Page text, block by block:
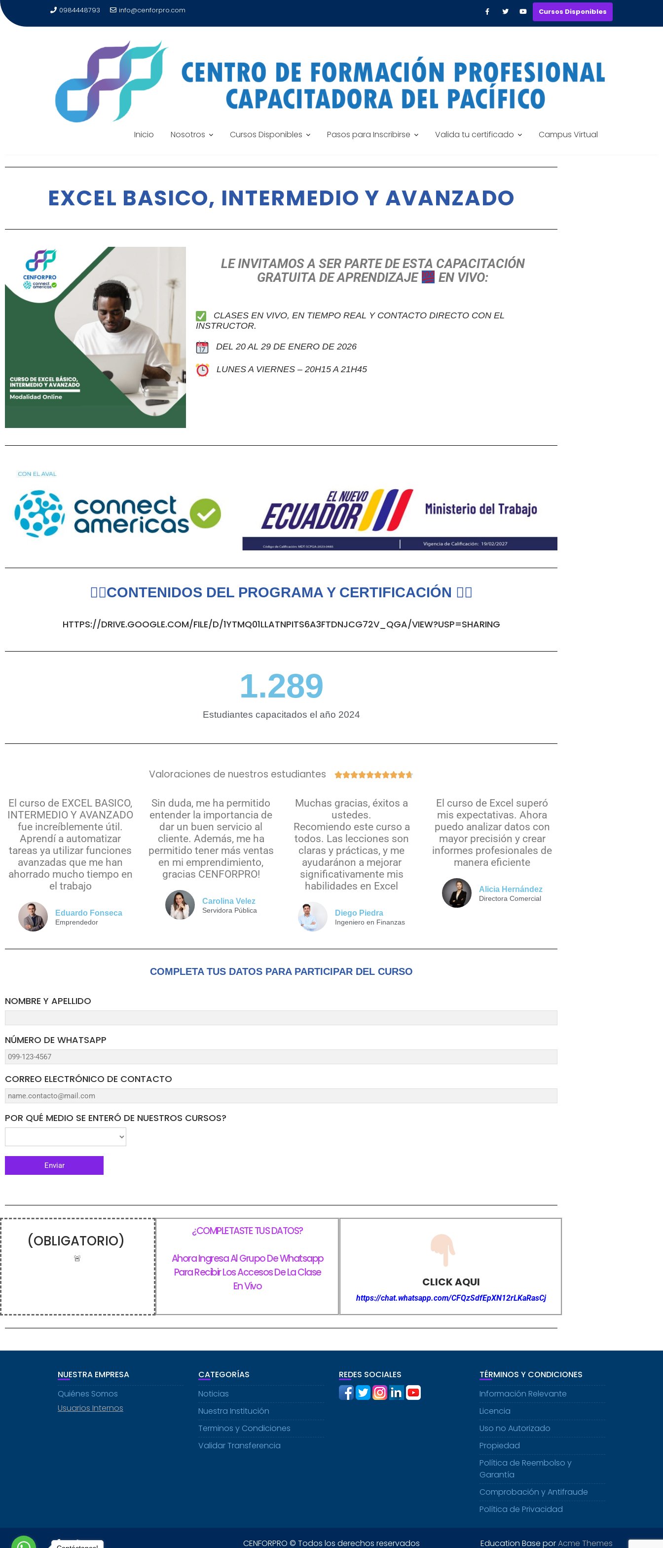
0984448793 info@cenforpro.com Cursos Disponibles
Inicio Nosotros Cursos Disponibles Pasos para Inscribirse Valida tu certificado Campus Virtual
EXCEL BASICO, INTERMEDIO Y AVANZADO
LE INVITAMOS A SER PARTE DE ESTA CAPACITACIÓN
GRATUITA DE APRENDIZAJE
EN VIVO:
CLASES EN VIVO, EN TIEMPO REAL Y CONTACTO DIRECTO CON EL
INSTRUCTOR.
DEL 20 AL 29 DE ENERO DE 2026
LUNES A VIERNES – 20H15 A 21H45
👇🏻CONTENIDOS DEL PROGRAMA Y CERTIFICACIÓN 👇🏻
HTTPS://DRIVE.GOOGLE.COM/FILE/D/1YTMQ01LLATNPITS6A3FTDNJCG72V_QGA/VIEW?USP=SHARING
Estudiantes capacitados el año 2024
1.289
Valoraciones de nuestros estudiantes 
El curso de EXCEL BASICO,
INTERMEDIO Y AVANZADO
fue increíblemente útil.
Aprendí a automatizar
tareas ya utilizar funciones
avanzadas que me han
ahorrado mucho tiempo en
el trabajo
Eduardo Fonseca
Emprendedor
Sin duda, me ha permitido
entender la importancia de
dar un buen servicio al
cliente. Además, me ha
permitido tener más ventas
en mi emprendimiento,
gracias CENFORPRO!
Carolina Velez
Servidora Pública
Muchas gracias, éxitos a
ustedes.
Recomiendo este curso a
todos. Las lecciones son
claras y prácticas, y me
ayudaránon a mejorar
significativamente mis
habilidades en Excel
Diego Piedra
Ingeniero en Finanzas
El curso de Excel superó
mis expectativas. Ahora
puedo analizar datos con
mayor precisión y crear
informes profesionales de
manera eficiente
Alicia Hernández
Directora Comercial
COMPLETA TUS DATOS PARA PARTICIPAR DEL CURSO
NOMBRE Y APELLIDO
NÚMERO DE WHATSAPP
CORREO ELECTRÓNICO DE CONTACTO
POR QUÉ MEDIO SE ENTERÓ DE NUESTROS CURSOS?
(OBLIGATORIO)
🚨
¿COMPLETASTE TUS DATOS?
Ahora Ingresa Al Grupo De Whatsapp
Para Recibir Los Accesos De La Clase
En Vivo
CLICK AQUI
https://chat.whatsapp.com/CFQzSdfEpXN12rLKaRasCj
NUESTRA EMPRESA
Quiénes Somos
Usuarios Internos
CATEGORÍAS
Noticias
Nuestra Institución
Terminos y Condiciones
Validar Transferencia
REDES SOCIALES
TÉRMINOS Y CONDICIONES
Información Relevante
Licencia
Uso no Autorizado
Propiedad
Política de Reembolso y
Garantía
Comprobación y Antifraude
Política de Privacidad
CENFORPRO © Todos los derechos reservados Education Base porAcme Themes